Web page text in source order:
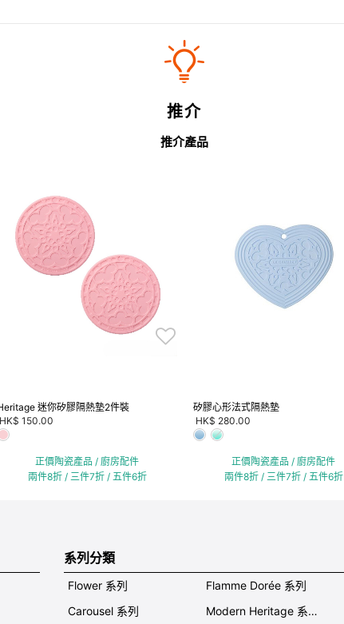
推介
推介產品
迷你矽膠隔熱墊2件裝
HK$ 150.00
正價陶瓷產品 / 廚房配件
兩件8折 / 三件7折 / 五件6折
矽膠心形法式隔熱墊
HK$ 280.00
正價陶瓷產品 / 廚房配件
兩件8折 / 三件7折 / 五件6折
系列分類
Flower 系列
Carousel 系列
Flamme Dorée 系列
Modern Heritage 系列